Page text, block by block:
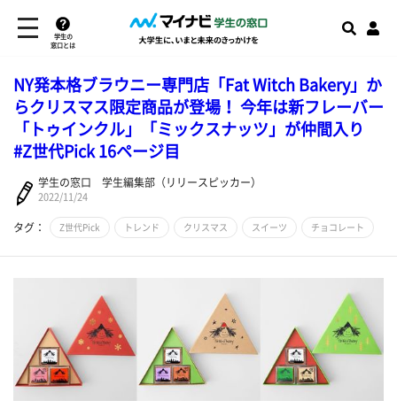
学生の
窓口とは
NY発本格ブラウニー専門店「Fat Witch Bakery」か
らクリスマス限定商品が登場！ 今年は新フレーバー
「トゥインクル」「ミックスナッツ」が仲間入り
#Z世代Pick 16ページ目
学生の窓口 学生編集部（リリースピッカー）
2022/11/24
タグ： Z世代Pick トレンド クリスマス スイーツ チョコレート